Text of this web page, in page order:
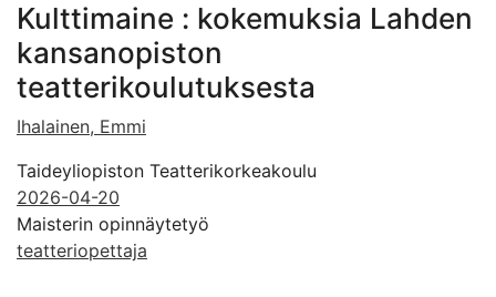
Kulttimaine : kokemuksia Lahden
kansanopiston
teatterikoulutuksesta
Ihalainen, Emmi
Taideyliopiston Teatterikorkeakoulu
2026-04-20
Maisterin opinnäytetyö
teatteriopettaja